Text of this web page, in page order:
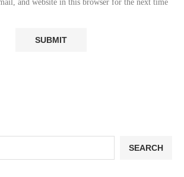
and website in this browser for the next time
SEARCH